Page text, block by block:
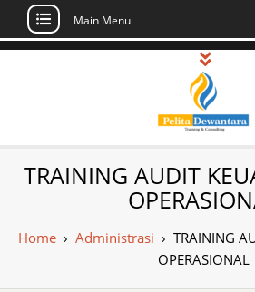
Skip
Main Menu
Pusat
dan
TRAINING AUDIT
Home › Administrasi › TRAINING
OPERASIONAL